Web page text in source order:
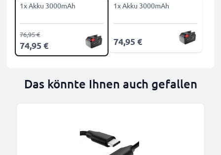
1x Akku 3000mAh
74,95 €
76,95 €
1x Akku 3000mAh
74,95 €
Das könnte Ihnen auch gefallen